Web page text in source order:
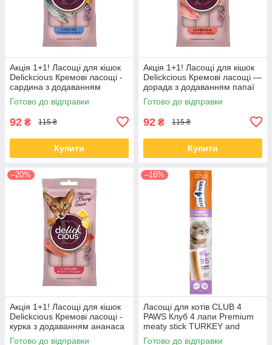
Акція 1+1! Ласощі для кішок
Delickcious Кремові ласощі -
сардина з додаванням
гарбуза 60 гр
Готово до відправки
92 ₴ 115 ₴
Купити
Акція 1+1! Ласощі для кішок
Delickcious Кремові ласощі —
дорада з додаванням папаї
60 гр
Готово до відправки
92 ₴ 115 ₴
Купити
–20%
Акція 1+1! Ласощі для кішок
Delickcious Кремові ласощі -
курка з додаванням ананаса
60 гр
Готово до відправки
–16%
Ласощі для котів CLUB 4
PAWS Клуб 4 лапи Premium
meaty stick TURKEY and
LAMB м'ясна паличка індичка
Готово до відправки